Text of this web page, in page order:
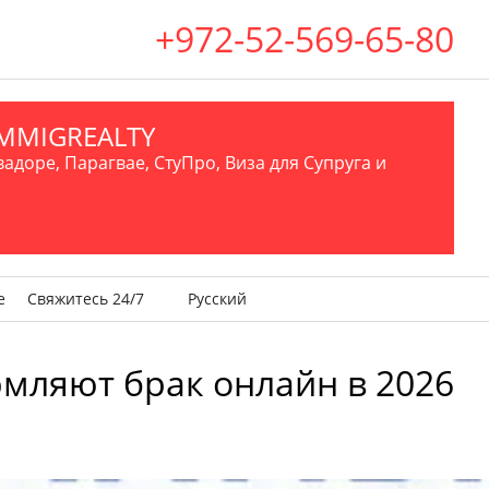
+972-52-569-65-80
Парагвае, СтуПро, Виза для Супруга и
Свяжитесь 24/7 Русский
брак онлайн в 2026